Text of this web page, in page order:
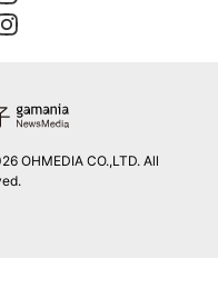
OHMEDIA CO.,LTD. All